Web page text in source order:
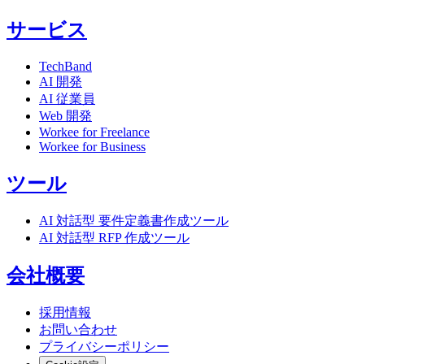
サービス
TechBand
AI 開発
AI 従業員
Web 開発
Workee for Freelance
Workee for Business
ツール
AI 対話型 要件定義書作成ツール
AI 対話型 RFP 作成ツール
会社概要
採用情報
お問い合わせ
プライバシーポリシー